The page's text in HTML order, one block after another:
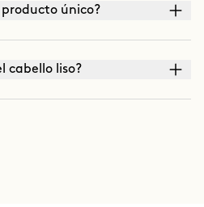
único?
cabello liso?